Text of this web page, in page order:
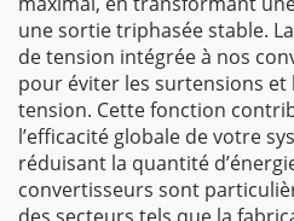
une sortie triphasée stable.
de tension intégrée à nos
pour éviter les surtensions
tension. Cette fonction
l’efficacité globale de votre
réduisant la quantité
convertisseurs sont